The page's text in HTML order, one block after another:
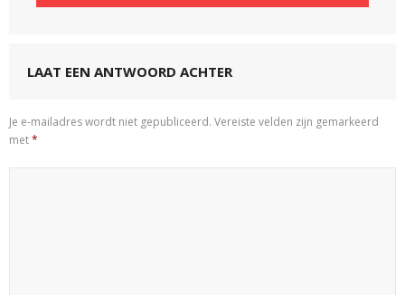
LAAT EEN ANTWOORD ACHTER
Je e-mailadres wordt niet gepubliceerd. Vereiste velden zijn gemarkeerd
met*